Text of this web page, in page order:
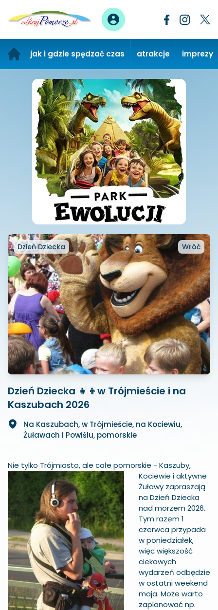
jak i gdzie spędzać czas atrakcje imprezy
Dzień Dziecka Wróć
Dzień Dziecka 👧👦w Trójmieście i na
Kaszubach 2026
Na Kaszubach, w Trójmieście, na Kociewiu,
Żuławach i Powiślu, pomorskie
Nie tylko Trójmiasto, ale całe pomorskie - Kaszuby,
Kociewie i aktywne
Żuławy zapraszają
na Dzień Dziecka
nad morzem 2026.
Tym razem 1
czerwca przypada
w poniedziałek,
więc większość
ciekawych
wydarzeń odbędzie
w ostatni weekend
maja. Może warto
zaplanować np.